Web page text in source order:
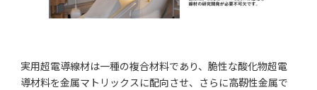
実用超電導線材は一種の複合材料であり、脆性な酸化物超電
導材料を金属マトリックスに配向させ、さらに高靭性金属で